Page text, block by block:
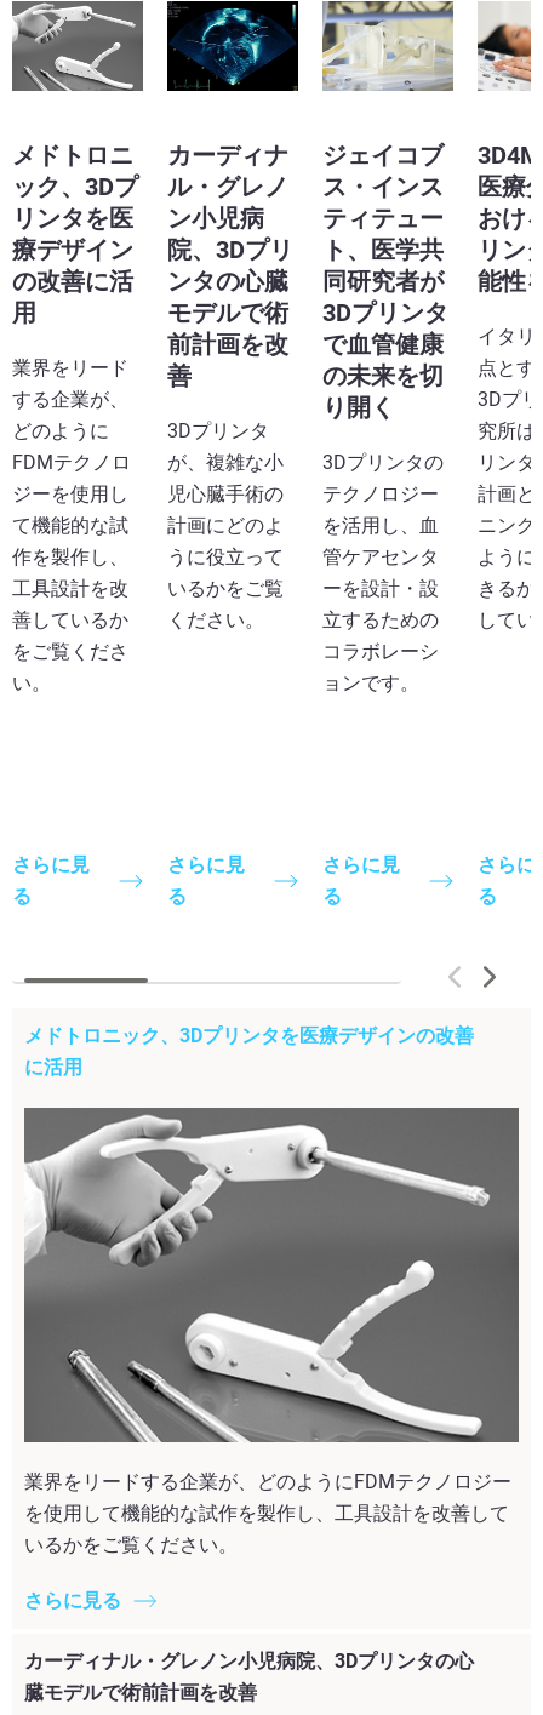
メドトロニ
ック、3Dプ
リンタを医
療デザイン
の改善に活
用
業界をリード
する企業が、
どのように
FDMテクノロ
ジーを使用し
て機能的な試
作を製作し、
工具設計を改
善しているか
をご覧くださ
い。
さらに見
る
カーディナ
ル・グレノ
ン小児病
院、3Dプリ
ンタの心臓
モデルで術
前計画を改
善
3Dプリンタ
が、複雑な小
児心臓手術の
計画にどのよ
うに役立って
いるかをご覧
ください。
さらに見
る
ジェイコブ
ス・インス
ティテュー
ト、医学共
同研究者が
3Dプリンタ
で血管健康
の未来を切
り開く
3Dプリンタの
テクノロジー
を活用し、血
管ケアセンタ
ーを設計・設
立するための
コラボレーシ
ョンです。
さらに見
る
医療
おけ
リン
能性
イタリ
点とす
3Dプ
究所は
リンタ
計画と
ニング
ように
きるか
してい
さらに
る
メドトロニック、3Dプリンタを医療デザインの改善
に活用
業界をリードする企業が、どのようにFDMテクノロジー
を使用して機能的な試作を製作し、工具設計を改善して
いるかをご覧ください。
さらに見る
カーディナル・グレノン小児病院、3Dプリンタの心
臓モデルで術前計画を改善